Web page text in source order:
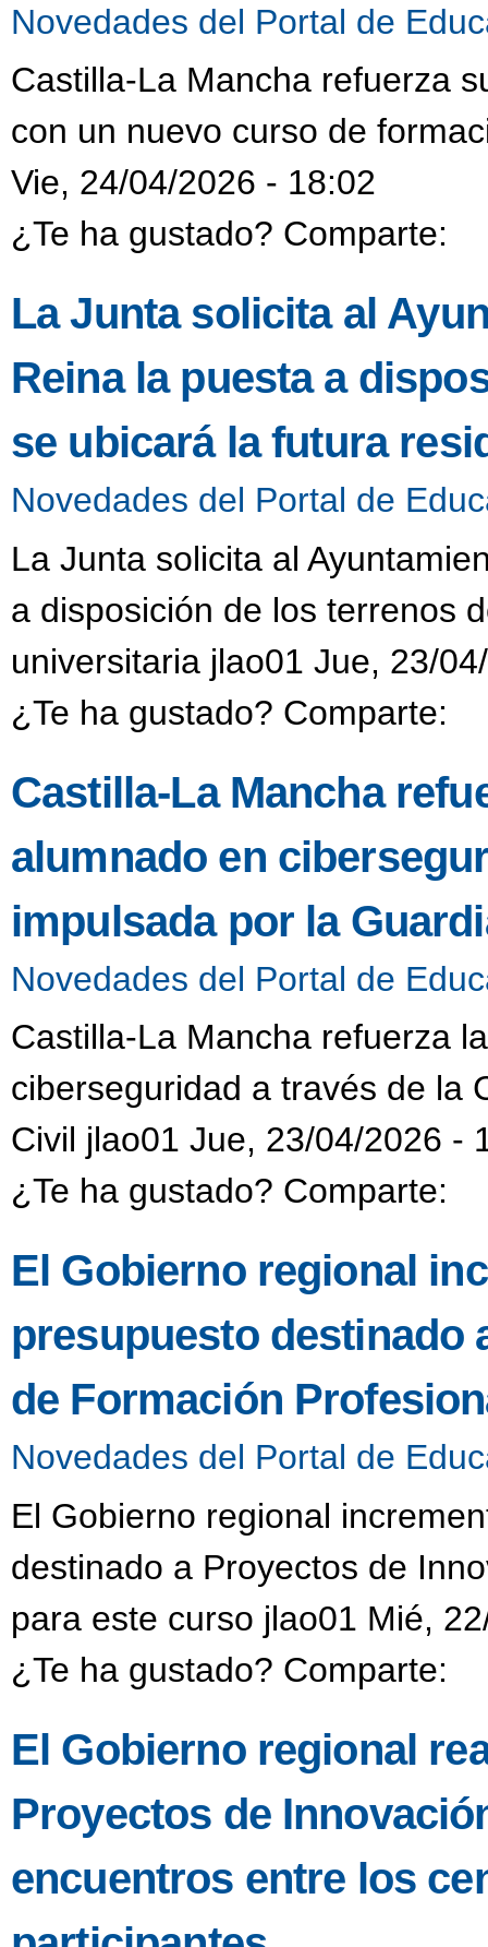
Novedades del Portal de
Castilla-La Mancha refuerza
con un nuevo curso de
Vie, 24/04/2026 - 18:02
¿Te ha gustado? Comparte:
La Junta solicita al
Reina la puesta a
se ubicará la futura
Novedades del Portal de
La Junta solicita al
a disposición de los terrenos
universitaria jlao01 Jue, 23/
¿Te ha gustado? Comparte:
Castilla-La Mancha
alumnado en
impulsada por la
Novedades del Portal de
Castilla-La Mancha refuerza
ciberseguridad a través de la
Civil jlao01 Jue, 23/04/2026 -
¿Te ha gustado? Comparte:
El Gobierno regional
presupuesto destinado
de Formación
Novedades del Portal de
El Gobierno regional
destinado a Proyectos de
para este curso jlao01 Mié,
¿Te ha gustado? Comparte:
El Gobierno regional
Proyectos de
encuentros entre los